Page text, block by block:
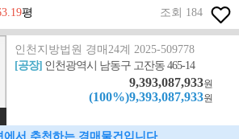
평 조회 184
인천지방법원 경매24계 2025-509778
[공장] 인천광역시 남동구 고잔동 465-14
9,393,087,933원
(100%)9,393,087,933원
에서 추천하는 경매물건입니다